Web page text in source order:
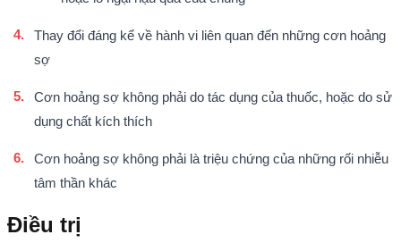
Thay đổi đáng kể về hành vi liên quan đến những cơn hoảng
sợ
Cơn hoảng sợ không phải do tác dụng của thuốc, hoặc do sử
dụng chất kích thích
Cơn hoảng sợ không phải là triệu chứng của những rối nhiễu
tâm thần khác
Điều trị